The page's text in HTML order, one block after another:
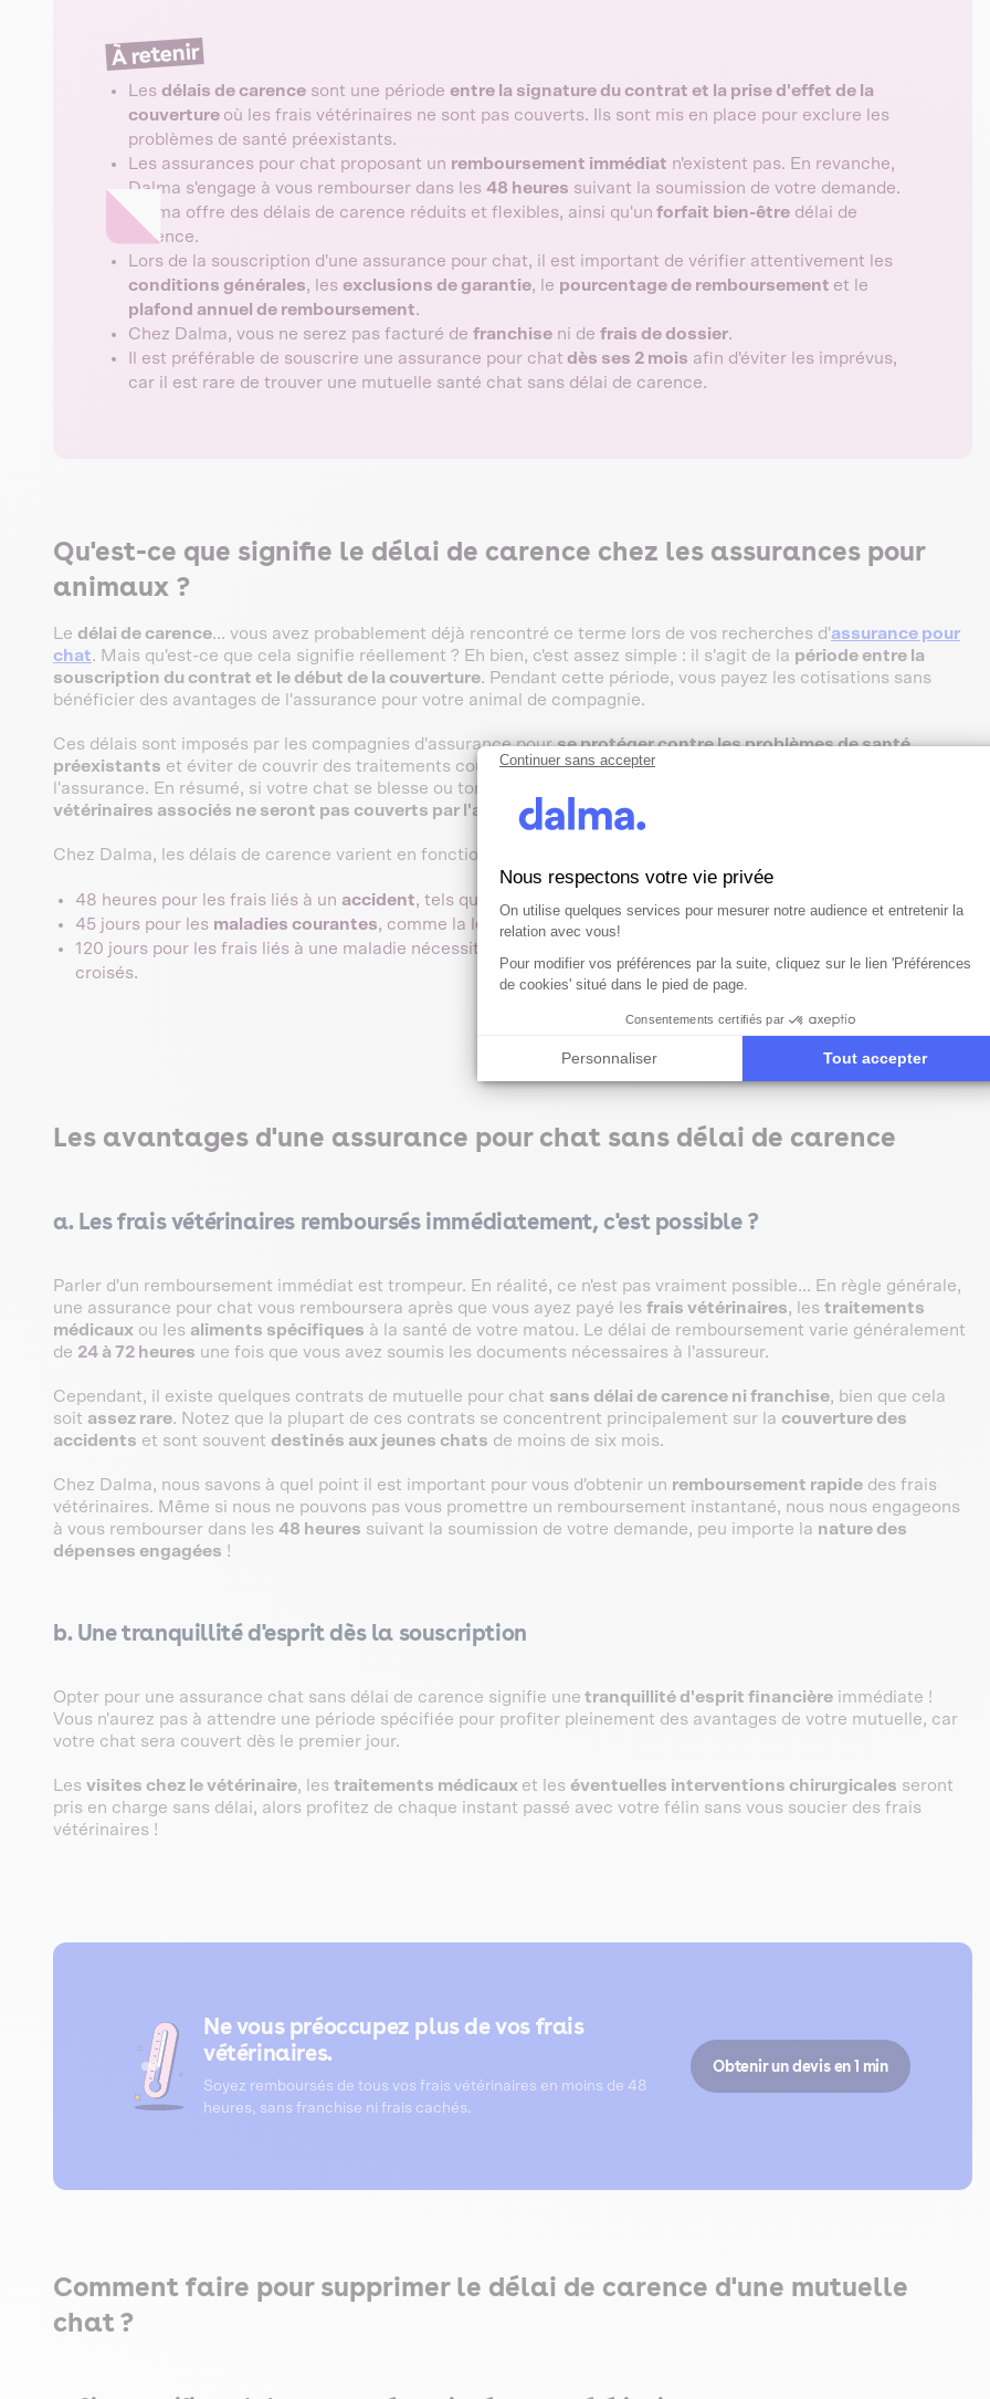
À retenir
Les délais de carence sont une période entre la signature du contrat et la prise d'effet de la
couverture où les frais vétérinaires ne sont pas couverts. Ils sont mis en place pour exclure les
problèmes de santé préexistants.
Les assurances pour chat proposant un remboursement immédiat n'existent pas. En revanche,
Dalma s'engage à vous rembourser dans les 48 heures suivant la soumission de votre demande.
Dalma offre des délais de carence réduits et flexibles, ainsi qu'un forfait bien-être délai de
carence.
Lors de la souscription d'une assurance pour chat, il est important de vérifier attentivement les
conditions générales, les exclusions de garantie, le pourcentage de remboursement et le
plafond annuel de remboursement.
Chez Dalma, vous ne serez pas facturé de franchise ni de frais de dossier.
Il est préférable de souscrire une assurance pour chat dès ses 2 mois afin d'éviter les imprévus,
car il est rare de trouver une mutuelle santé chat sans délai de carence.
Qu'est-ce que signifie le délai de carence chez les assurances pour
animaux ?
Le délai de carence... vous avez probablement déjà rencontré ce terme lors de vos recherches d'assurance pour
chat. Mais qu'est-ce que cela signifie réellement ? Eh bien, c'est assez simple : il s'agit de la période entre la
souscription du contrat et le début de la couverture. Pendant cette période, vous payez les cotisations sans
bénéficier des avantages de l'assurance pour votre animal de compagnie.
Ces délais sont imposés par les compagnies d'assurance pourse protéger contre les problèmes de santé
préexistants et éviter de couvrir des traitements coûteux déjà présents chez votre chat avant la souscription de
l'assurance. En résumé, si votre chat se blesse ou tombe malade avant ou pendant ces délais de carence,
vétérinaires associés ne seront pas couverts par l'assurance.
Chez Dalma, les délais de carence varient en fonction des soins nécessaires :
48 heures pour les frais liés à un accident, tels que les fractures, les morsures ou les empoisonnements.
45 jours pour les maladies courantes, comme la leishmaniose, le diabète ou l'arthrose.
120 jours pour les frais liés à une maladie nécessitant une
croisés.
Les avantages d'une assurance pour chat sans délai de carence
a. Les frais vétérinaires remboursés immédiatement, c'est possible ?
Parler d'un remboursement immédiat est trompeur. En réalité, ce n'est pas vraiment possible... En règle générale,
une assurance pour chat vous remboursera après que vous ayez payé les frais vétérinaires, les traitements
médicaux ou les aliments spécifiques à la santé de votre matou. Le délai de remboursement varie généralement
de 24 à 72 heures une fois que vous avez soumis les documents nécessaires à l'assureur.
Cependant, il existe quelques contrats de mutuelle pour chat sans délai de carence ni franchise, bien que cela
soit assez rare. Notez que la plupart de ces contrats se concentrent principalement sur la couverture des
accidents et sont souvent destinés aux jeunes chats de moins de six mois.
Chez Dalma, nous savons à quel point il est important pour vous d'obtenir un remboursement rapide des frais
vétérinaires. Même si nous ne pouvons pas vous promettre un remboursement instantané, nous nous engageons
à vous rembourser dans les 48 heures suivant la soumission de votre demande, peu importe la nature des
dépenses engagées !
b. Une tranquillité d'esprit dès la souscription
Opter pour une assurance chat sans délai de carence signifie une tranquillité d'esprit financière immédiate !
Vous n'aurez pas à attendre une période spécifiée pour profiter pleinement des avantages de votre mutuelle, car
votre chat sera couvert dès le premier jour.
Les visites chez le vétérinaire, les traitements médicaux et les éventuelles interventions chirurgicales seront
pris en charge sans délai, alors profitez de chaque instant passé avec votre félin sans vous soucier des frais
vétérinaires !
Ne vous préoccupez plus de vos frais
vétérinaires.
Soyez remboursés de tous vos frais vétérinaires en moins de 48
heures, sans franchise ni frais cachés.
Obtenir un devis en 1 min
Comment faire pour supprimer le délai de carence d'une mutuelle
chat ?
Continuer sans accepter
Nous respectons votre vie privée
Plateforme de Gestion du
On utilise quelques services pour mesurer notre audience et entretenir la
relation avec vous!
Pour modifier vos préférences par la suite, cliquez sur le lien 'Préférences
de cookies' situé dans le pied de page.
Consentements certifiés par
Personnaliser Tout accepter